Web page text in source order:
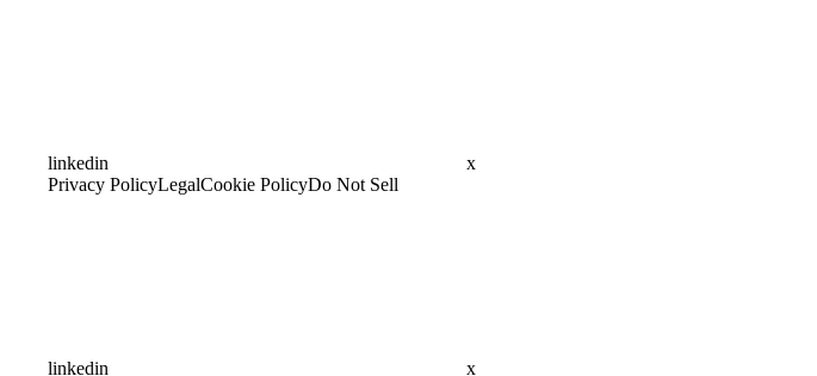
linkedin
x
Privacy PolicyLegalCookie PolicyDo Not Sell
linkedin x